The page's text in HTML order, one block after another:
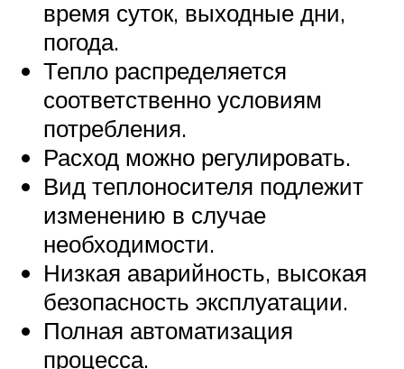
время суток, выходные дни,
погода.
Тепло распределяется
соответственно условиям
потребления.
Расход можно регулировать.
Вид теплоносителя подлежит
изменению в случае
необходимости.
Низкая аварийность, высокая
безопасность эксплуатации.
Полная автоматизация
процесса.